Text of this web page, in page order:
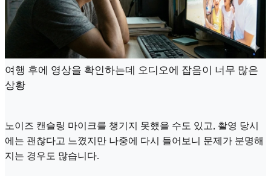
여행 후에 영상을 확인하는데 오디오에 잡음이 너무 많은
상황
노이즈 캔슬링 마이크를 챙기지 못했을 수도 있고, 촬영 당시
에는 괜찮다고 느꼈지만 나중에 다시 들어보니 문제가 분명해
지는 경우도 많습니다.